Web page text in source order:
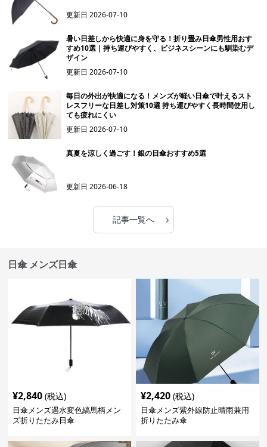
更新日2026-07-10
暑い日差しから快適に身を守る！折り畳み日傘男性用おす
すめ10選｜持ち運びやすく、ビジネスシーンにも馴染むデ
ザイン
更新日2026-07-10
毎日の外出が快適になる！メンズが軽い日傘で叶えるスト
レスフリーな日差し対策10選 持ち運びやすく長時間使用し
ても疲れにくい
更新日2026-07-10
真夏を涼しく過ごす！銀の日傘おすすめ5選
更新日2026-06-18
記事一覧へ ›
日傘 メンズ日傘
¥2,840 (税込)
日傘メンズ遇水変色縞馬柄メン
ズ折りたたみ日傘
¥2,420 (税込)
日傘メンズ紫外線防止晴雨兼用
折りたたみ傘